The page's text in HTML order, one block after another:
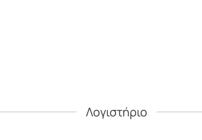
Λογιστήριο